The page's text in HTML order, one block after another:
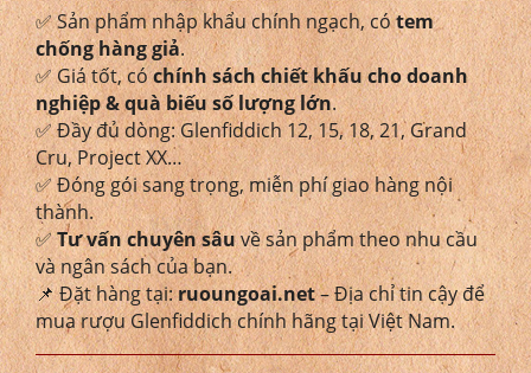
✅ Sản phẩm nhập khẩu chính ngạch, cótem
chống hàng giả.
✅ Giá tốt, cóchính sách chiết khấu cho doanh
nghiệp & quà biếu số lượng lớn.
✅ Đầy đủ dòng: Glenfiddich 12, 15, 18, 21, Grand
Cru, Project XX…
✅ Đóng gói sang trọng, miễn phí giao hàng nội
thành.
✅Tư vấn chuyên sâuvề sản phẩm theo nhu cầu
và ngân sách của bạn.
📌 Đặt hàng tại:ruoungoai.net– Địa chỉ tin cậy để
mua rượu Glenfiddich chính hãng tại Việt Nam.